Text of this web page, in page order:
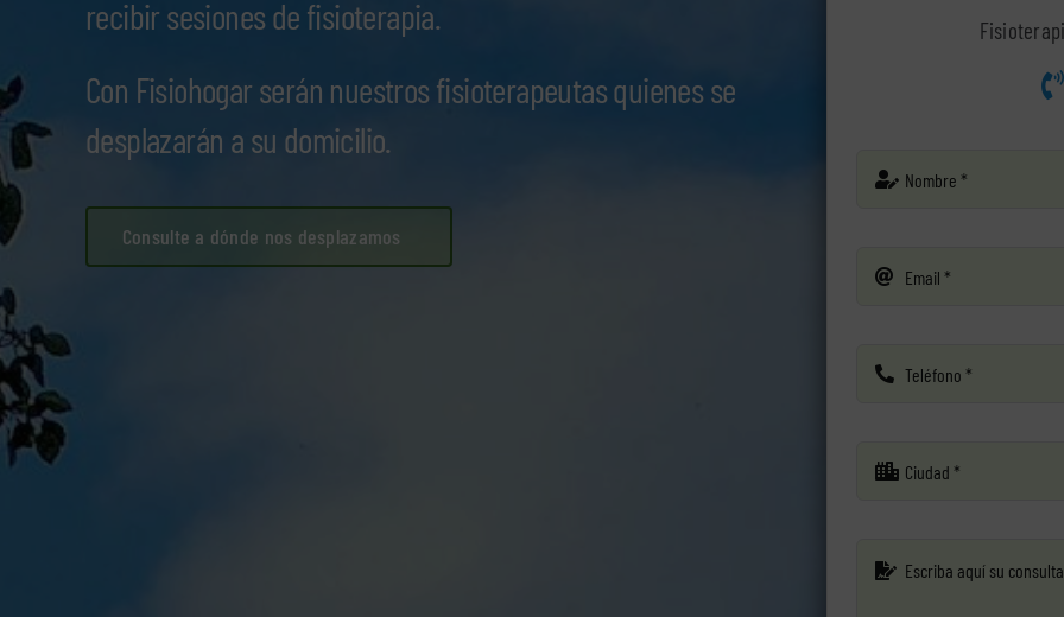
recibir sesiones de fisioterapia.
Con Fisiohogar serán nuestros fisioterapeutas quienes se
desplazarán a su domicilio.
Consulte a dónde nos desplazamos